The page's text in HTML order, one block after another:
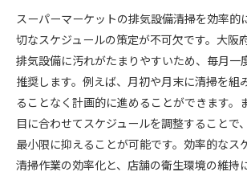
スーパーマーケットの排気設備清掃を効率的
切なスケジュールの策定が不可欠です。大阪
排気設備に汚れがたまりやすいため、毎月一
推奨します。例えば、月初や月末に清掃を組
ることなく計画的に進めることができます。
目に合わせてスケジュールを調整することで
最小限に抑えることが可能です。効率的なス
清掃作業の効率化と、店舗の衛生環境の維持